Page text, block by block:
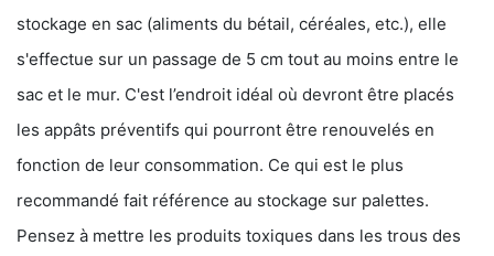
stockage en sac (aliments du bétail, céréales, etc.), elle
s'effectue sur un passage de 5 cm tout au moins entre le
sac et le mur. C'est l’endroit idéal où devront être placés
les appâts préventifs qui pourront être renouvelés en
fonction de leur consommation. Ce qui est le plus
recommandé fait référence au stockage sur palettes.
Pensez à mettre les produits toxiques dans les trous des